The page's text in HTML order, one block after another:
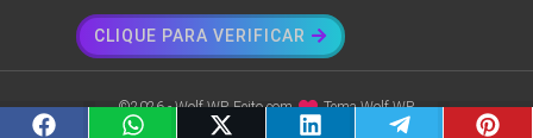
CLIQUE PARA VERIFICAR
©2026 - Wolf WP. Feito com Tema Wolf WP.